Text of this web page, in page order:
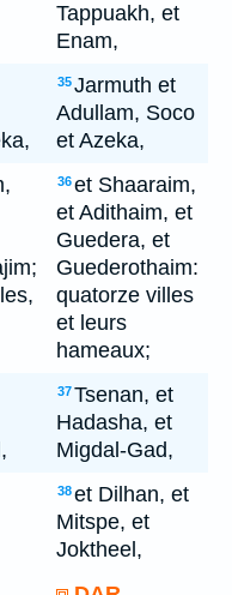
Tappuakh, et
Enam,
35Jarmuth et
Adullam, Soco
et Azeka,
36et Shaaraim,
et Adithaim, et
Guedera, et
Guederothaim:
quatorze villes
et leurs
hameaux;
37Tsenan, et
Hadasha, et
Migdal-Gad,
38et Dilhan, et
Mitspe, et
Joktheel,